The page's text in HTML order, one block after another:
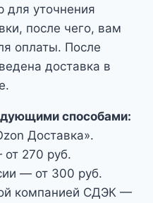
уточнения
после чего, вам
оплаты. После
доставка в
способами:
Доставка».
270 руб.
— от 300 руб.
компанией СДЭК —